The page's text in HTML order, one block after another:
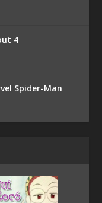
4
Spider-Man